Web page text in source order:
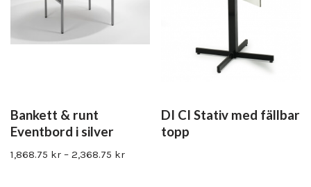
Bankett & runt
Eventbord i silver
1,868.75 kr – 2,368.75 kr
DI CI Stativ med fällbar
topp